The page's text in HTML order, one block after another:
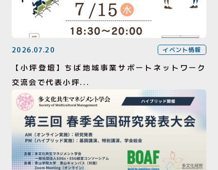
2026.07.20 イベント情報
【小坪登壇】ちば地域事業サポートネットワーク
交流会で代表小坪...